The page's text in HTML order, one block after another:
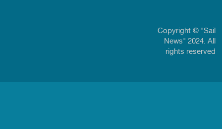
Copyright © "Sail
News" 2024. All
rights reserved